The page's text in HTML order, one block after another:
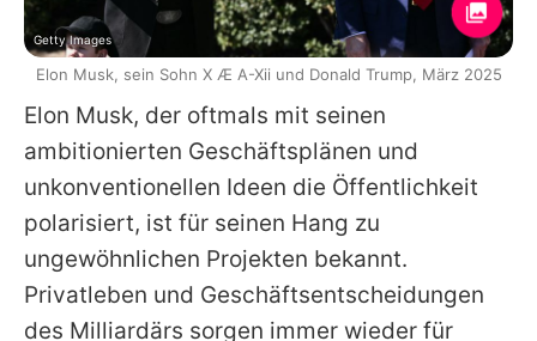
Elon Musk, der oftmals mit seinen
ambitionierten Geschäftsplänen und
unkonventionellen Ideen die Öffentlichkeit
polarisiert, ist für seinen Hang zu
ungewöhnlichen Projekten bekannt.
Privatleben und Geschäftsentscheidungen
des Milliardärs sorgen immer wieder für
Getty Images
Elon Musk, sein Sohn X Æ A-Xii und Donald Trump, März 2025